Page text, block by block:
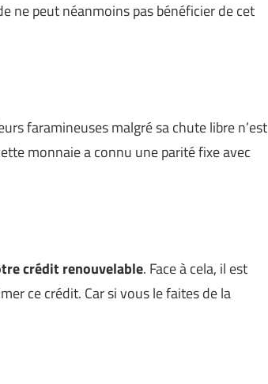
ne peut néanmoins pas bénéficier de cet
faramineuses malgré sa chute libre n’est
monnaie a connu une parité fixe avec
crédit renouvelable. Face à cela, il est
ce crédit. Car si vous le faites de la